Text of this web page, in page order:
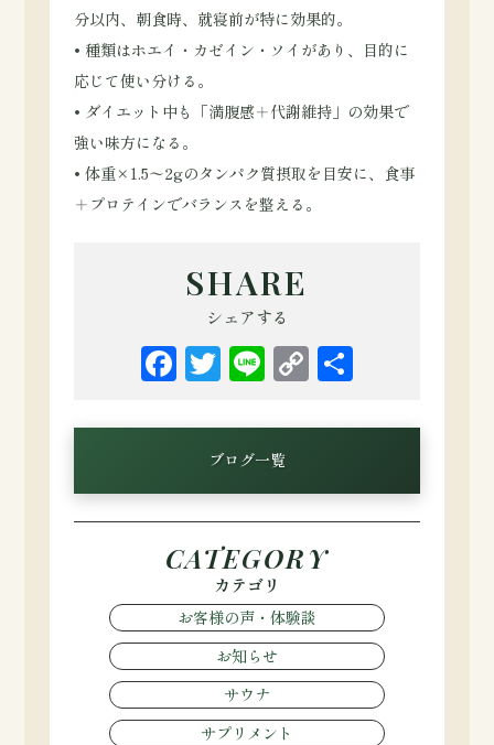
分以内、朝食時、就寝前が特に効果的。
• 種類はホエイ・カゼイン・ソイがあり、目的に
応じて使い分ける。
• ダイエット中も「満腹感＋代謝維持」の効果で
強い味方になる。
• 体重×1.5〜2gのタンパク質摂取を目安に、食事
＋プロテインでバランスを整える。
SHARE
シェアする
Facebook
Twitter
LineCopy
Link
ブログ一覧
CATEGORY
カテゴリ
お客様の声・体験談
お知らせ
サウナ
サプリメント